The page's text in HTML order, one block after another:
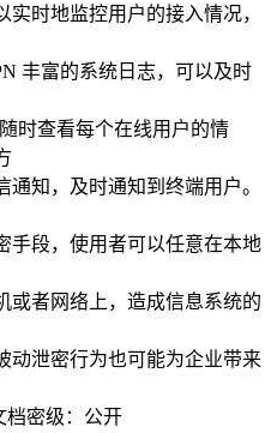
时地监控用户的接入情况，
丰富的系统日志，可以及时
时查看每个在线用户的情
知，及时通知到终端用户。
手段，使用者可以任意在本地
或者网络上，造成信息系统的
动泄密行为也可能为企业带来
档密级：公开